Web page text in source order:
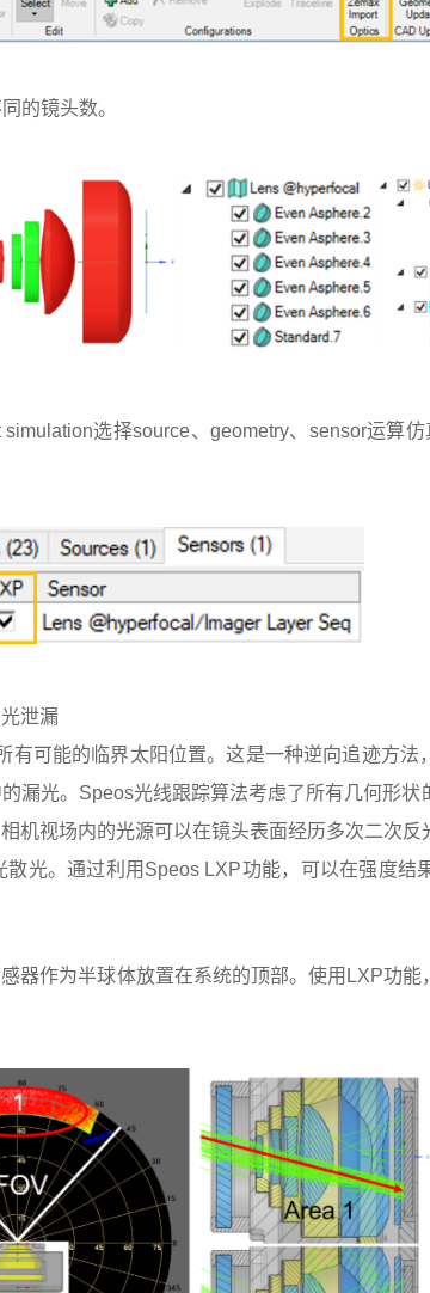
的镜头数。
选择source、geometry、sensor运算
泄漏
可能的临界太阳位置。这是一种逆向追迹方法
漏光。Speos光线跟踪算法考虑了所有几何形状
机视场内的光源可以在镜头表面经历多次二次
光。通过利用Speos LXP功能，可以在强度结
器作为半球体放置在系统的顶部。使用LXP功